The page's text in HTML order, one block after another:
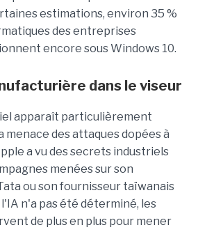
estimations, environ 35 %
des entreprises
encore sous Windows 10.
dans le viseur
apparaît particulièrement
menace des attaques dopées à
a vu des secrets industriels
menées sur son
ou son fournisseur taïwanais
l'IA n'a pas été déterminé, les
de plus en plus pour mener